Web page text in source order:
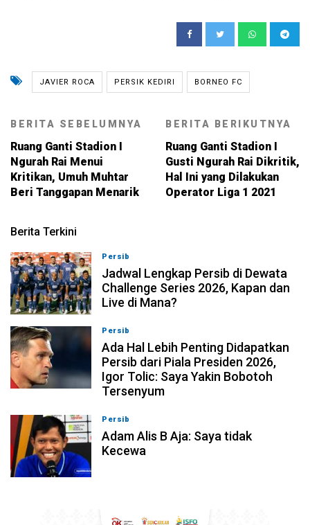
JAVIER ROCA PERSIK KEDIRI BORNEO FC
BERITA SEBELUMNYA
Ruang Ganti Stadion I
Ngurah Rai Menui
Kritikan, Umuh Muhtar
Beri Tanggapan Menarik
BERITA BERIKUTNYA
Ruang Ganti Stadion I
Gusti Ngurah Rai Dikritik,
Hal Ini yang Dilakukan
Operator Liga 1 2021
Berita Terkini
Persib
Jadwal Lengkap Persib di Dewata
Challenge Series 2026, Kapan dan
Live di Mana?
Persib
Ada Hal Lebih Penting Didapatkan
Persib dari Piala Presiden 2026,
Igor Tolic: Saya Yakin Bobotoh
Tersenyum
Persib
Adam Alis B Aja: Saya tidak
Kecewa